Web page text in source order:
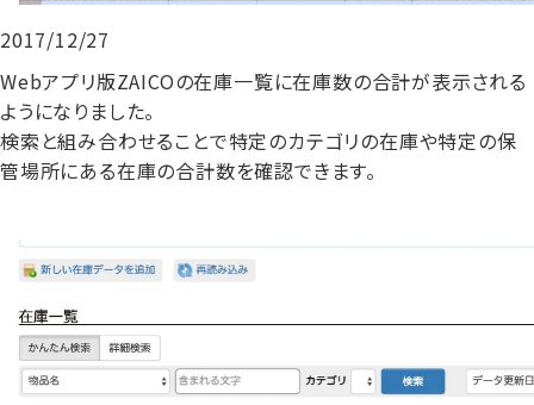
2017/12/27
Webアプリ版ZAICOの在庫一覧に在庫数の合計が表示される
ようになりました。
検索と組み合わせることで特定のカテゴリの在庫や特定の保
管場所にある在庫の合計数を確認できます。